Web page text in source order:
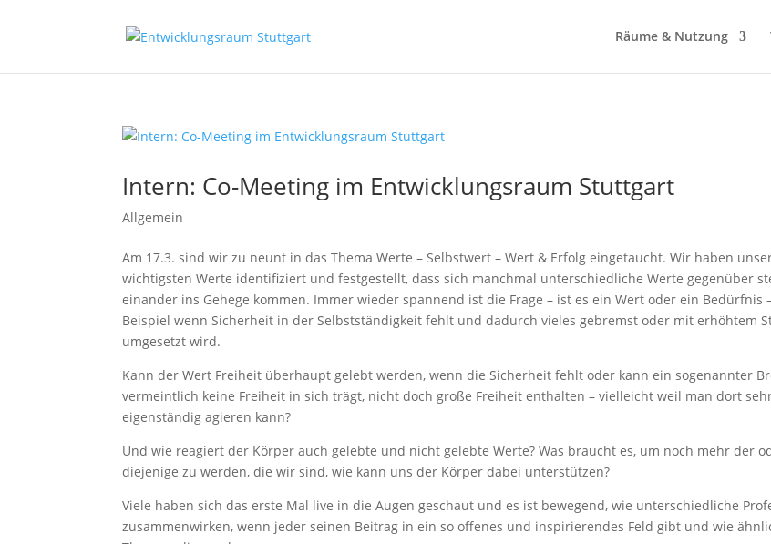
Räume & Nutzung
Intern: Co-Meeting im Entwicklungsraum Stuttgart
Allgemein
Am 17.3. sind wir zu neunt in das Thema Werte – Selbstwert – Wert & Erfolg eingetaucht. Wir haben
wichtigsten Werte identifiziert und festgestellt, dass sich manchmal unterschiedliche Werte gegenüber
einander ins Gehege kommen. Immer wieder spannend ist die Frage – ist es ein Wert oder ein Bedürfnis
Beispiel wenn Sicherheit in der Selbstständigkeit fehlt und dadurch vieles gebremst oder mit erhöhtem
umgesetzt wird.
Kann der Wert Freiheit überhaupt gelebt werden, wenn die Sicherheit fehlt oder kann ein sogenannter
vermeintlich keine Freiheit in sich trägt, nicht doch große Freiheit enthalten – vielleicht weil man dort
eigenständig agieren kann?
Und wie reagiert der Körper auch gelebte und nicht gelebte Werte? Was braucht es, um noch mehr der
diejenige zu werden, die wir sind, wie kann uns der Körper dabei unterstützen?
Viele haben sich das erste Mal live in die Augen geschaut und es ist bewegend, wie unterschiedliche
zusammenwirken, wenn jeder seinen Beitrag in ein so offenes und inspirierendes Feld gibt und wie